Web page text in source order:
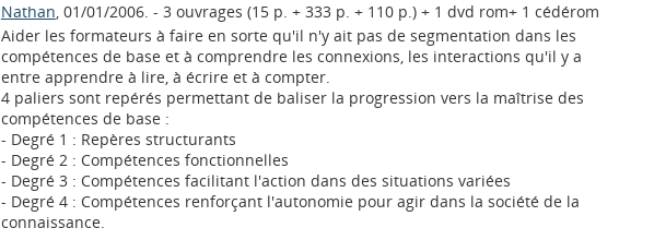
Nathan, 01/01/2006. - 3 ouvrages (15 p. + 333 p. + 110 p.) + 1 dvd rom+ 1 cédérom
Aider les formateurs à faire en sorte qu'il n'y ait pas de segmentation dans les
compétences de base et à comprendre les connexions, les interactions qu'il y a
entre apprendre à lire, à écrire et à compter.
4 paliers sont repérés permettant de baliser la progression vers la maîtrise des
compétences de base :
- Degré 1 : Repères structurants
- Degré 2 : Compétences fonctionnelles
- Degré 3 : Compétences facilitant l'action dans des situations variées
- Degré 4 : Compétences renforçant l'autonomie pour agir dans la société de la
connaissance.